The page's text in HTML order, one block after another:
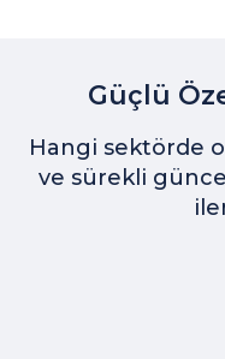
Güçlü
Hangi sektörde
ve sürekli